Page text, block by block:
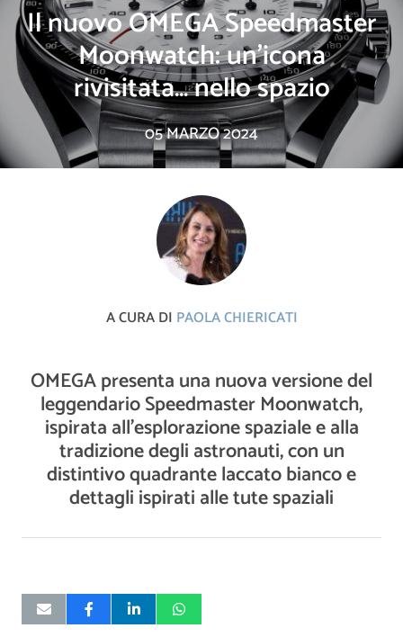
Il nuovo OMEGA Speedmaster
Moonwatch: un'icona
rivisitata… nello spazio
05 MARZO 2024
A CURA DI PAOLA CHIERICATI
OMEGA presenta una nuova versione del
leggendario Speedmaster Moonwatch,
ispirata all'esplorazione spaziale e alla
tradizione degli astronauti, con un
distintivo quadrante laccato bianco e
dettagli ispirati alle tute spaziali